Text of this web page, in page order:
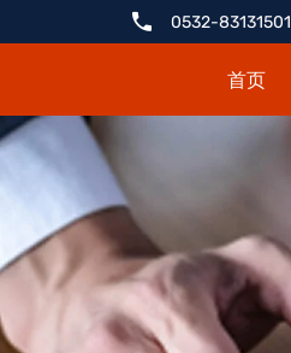
0532-83131501
首页